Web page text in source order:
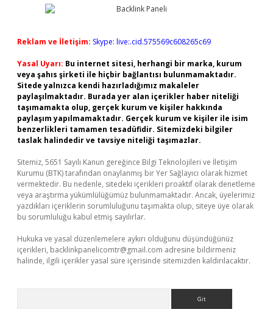
Reklam ve İletişim: Skype: live:.cid.575569c608265c69
Yasal Uyarı: Bu internet sitesi, herhangi bir marka, kurum
veya şahıs şirketi ile hiçbir bağlantısı bulunmamaktadır.
Sitede yalnızca kendi hazırladığımız makaleler
paylaşılmaktadır. Burada yer alan içerikler haber niteliği
taşımamakta olup, gerçek kurum ve kişiler hakkında
paylaşım yapılmamaktadır. Gerçek kurum ve kişiler ile isim
benzerlikleri tamamen tesadüfidir. Sitemizdeki bilgiler
taslak halindedir ve tavsiye niteliği taşımazlar.
Sitemiz, 5651 Sayılı Kanun gereğince Bilgi Teknolojileri ve İletişim
Kurumu (BTK) tarafından onaylanmış bir Yer Sağlayıcı olarak hizmet
vermektedir. Bu nedenle, sitedeki içerikleri proaktif olarak denetleme
veya araştırma yükümlülüğümüz bulunmamaktadır. Ancak, üyelerimiz
yazdıkları içeriklerin sorumluluğunu taşımakta olup, siteye üye olarak
bu sorumluluğu kabul etmiş sayılırlar.
Hukuka ve yasal düzenlemelere aykırı olduğunu düşündüğünüz
içerikleri, backlinkpanelicomtr@gmail.com adresine bildirmeniz
halinde, ilgili içerikler yasal süre içerisinde sitemizden kaldırılacaktır.